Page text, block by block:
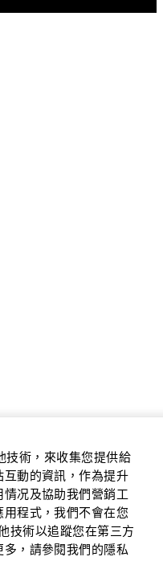
技術，來收集您提供給
動的資訊，作為提升
况及協助我們營銷工
程式，我們不會在您
技術以追蹤您在第三方
，請參閱我們的隱私